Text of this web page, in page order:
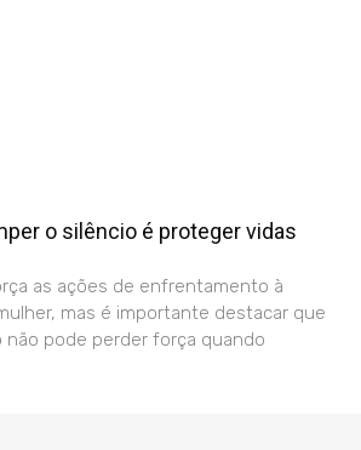
o silêncio é proteger vidas
as ações de enfrentamento à
mas é importante destacar que
não pode perder força quando